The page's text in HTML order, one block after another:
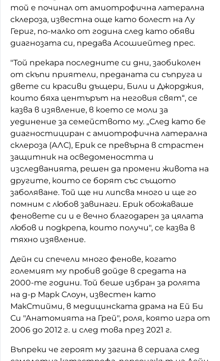
той е починал от амиотрофична латерална
склероза, известна още като болест на Лу
Гериг, по-малко от година след като обяви
диагнозата си, предава Асошиейтед прес.
"Той прекара последните си дни, заобиколен
от скъпи приятели, преданата си съпруга и
двете си красиви дъщери, Били и Джорджия,
които бяха центърът на неговия свят“, се
казва в изявление, в което се моли за
уединение за семейството му. „След като бе
диагностициран с амиотрофична латерална
склероза (АЛС), Ерик се превърна в страстен
защитник на осведомеността и
изследванията, решен да промени живота на
другите, които се борят със същото
заболяване. Той ще ни липсва много и ще го
помним с любов завинаги. Ерик обожаваше
феновете си и е вечно благодарен за цялата
любов и подкрепа, които получи", се казва в
тяхно изявление.
Дейн си спечели много фенове, когато
големият му пробив дойде в средата на
2000-те години. Той беше избран за ролята
на д-р Марк Слоун, известен като
МакСтийми, в медицинската драма на Ей Би
Си "Анатомията на Грей", роля, която игра от
2006 до 2012 г. и след това през 2021 г.
Въпреки че героят му загина в сериала след